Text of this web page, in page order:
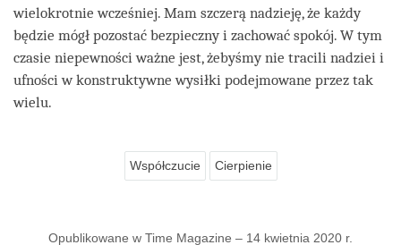
wielokrotnie wcześniej. Mam szczerą nadzieję, że każdy
będzie mógł pozostać bezpieczny i zachować spokój. W tym
czasie niepewności ważne jest, żebyśmy nie tracili nadziei i
ufności w konstruktywne wysiłki podejmowane przez tak
wielu.
Współczucie Cierpienie
Opublikowane w Time Magazine – 14 kwietnia 2020 r.